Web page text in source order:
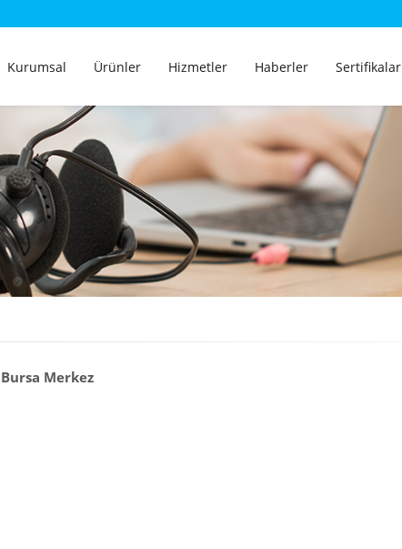
Kurumsal Ürünler Hizmetler Haberler Sertifikalar
Bursa Merkez